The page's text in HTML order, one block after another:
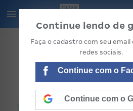
Continue lendo de
Faça o cadastro com seu email
redes sociais.
Continue com o
Continue com o